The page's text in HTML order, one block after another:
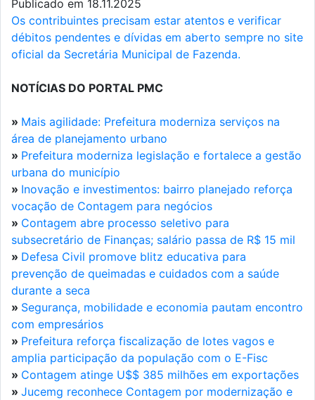
Publicado em 18.11.2025
Os contribuintes precisam estar atentos e verificar
débitos pendentes e dívidas em aberto sempre no site
oficial da Secretária Municipal de Fazenda.
NOTÍCIAS DO PORTAL PMC
» Mais agilidade: Prefeitura moderniza serviços na
área de planejamento urbano
» Prefeitura moderniza legislação e fortalece a gestão
urbana do município
» Inovação e investimentos: bairro planejado reforça
vocação de Contagem para negócios
» Contagem abre processo seletivo para
subsecretário de Finanças; salário passa de R$ 15 mil
» Defesa Civil promove blitz educativa para
prevenção de queimadas e cuidados com a saúde
durante a seca
» Segurança, mobilidade e economia pautam encontro
com empresários
» Prefeitura reforça fiscalização de lotes vagos e
amplia participação da população com o E-Fisc
» Contagem atinge U$$ 385 milhões em exportações
» Jucemg reconhece Contagem por modernização e